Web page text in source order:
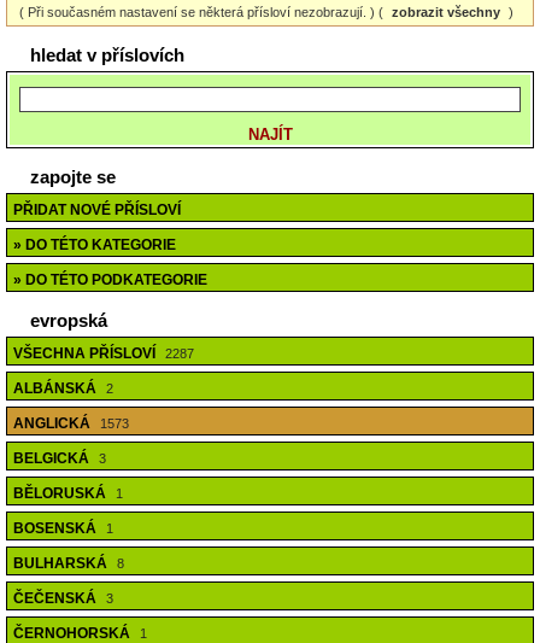
( Při současném nastavení se některá přísloví nezobrazují. ) ( zobrazit všechny )
hledat v příslovích
zapojte se
PŘIDAT NOVÉ PŘÍSLOVÍ
» DO TÉTO KATEGORIE
» DO TÉTO PODKATEGORIE
evropská
VŠECHNA PŘÍSLOVÍ 2287
ALBÁNSKÁ 2
ANGLICKÁ 1573
BELGICKÁ 3
BĚLORUSKÁ 1
BOSENSKÁ 1
BULHARSKÁ 8
ČEČENSKÁ 3
ČERNOHORSKÁ 1